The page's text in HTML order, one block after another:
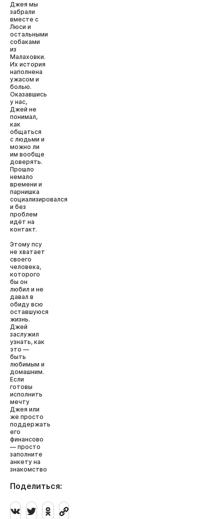
Джея мы
забрали
вместе с
Люси и
остальными
собаками
из
Малаховки.
Их история
наполнена
ужасом и
болью.
Оказавшись
у нас,
Джей не
понимал,
как
общаться
с людьми и
можно ли
им вообще
доверять.
Прошло
немало
времени и
парнишка
социализировался
и без
проблем
идёт на
контакт.
Этому псу
не хватает
своего
человека,
которого
бы он
любил и не
давал в
обиду всю
оставшуюся
жизнь.
Джей
заслужил
узнать, как
это —
быть
любимым и
домашним.
Если
готовы
исполнить
мечту
Джея или
же просто
поддержать
его
финансово
— просто
заполните
анкету на
знакомство
Поделиться: